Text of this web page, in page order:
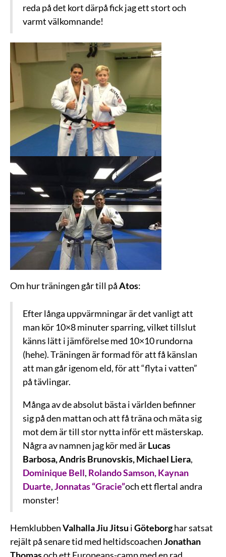
reda på det kort därpå fick jag ett stort och
varmt välkomnande!
Om hur träningen går till påAtos:
Efter långa uppvärmningar är det vanligt att
man kör 10×8 minuter sparring, vilket tillslut
känns lätt i jämförelse med 10×10 rundorna
(hehe). Träningen är formad för att få känslan
att man går igenom eld, för att “flyta i vatten”
på tävlingar.
Många av de absolut bästa i världen befinner
sig på den mattan och att få träna och mäta sig
mot dem är till stor nytta inför ett mästerskap.
Några av namnen jag kör med ärLucas
Barbosa, Andris Brunovskis, Michael Liera,
Dominique Bell, Rolando Samson, Kaynan
Duarte,Jonnatas “Gracie”och ett flertal andra
monster!
HemklubbenValhalla Jiu Jitsu iGöteborghar satsat
rejält på senare tid med heltidscoachenJonathan